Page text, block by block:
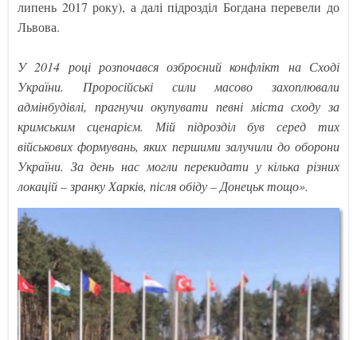
липень 2017 року), а далі підрозділ Богдана перевели до
Львова.
У 2014 році розпочався озброєний конфлікт на Сході
України. Проросійські сили масово захоплювали
адмінбудівлі, прагнучи окупувати певні міста сходу за
кримським сценарієм. Мій підрозділ був серед тих
військових формувань, яких першими залучили до оборони
України. За день нас могли перекидати у кілька різних
локацій – зранку Харків, після обіду – Донецьк тощо».